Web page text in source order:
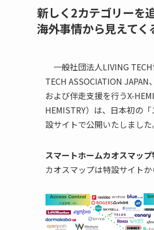
新しく2カテゴリーを
海外事情から見えて
一般社団法人LIVING
TECH ASSOCIATION
および伴走支援を行うX-
HEMISTRY）は、日本初の
設サイトで公開いたしました
スマートホームカオスマッ
カオスマップは特設サイトか